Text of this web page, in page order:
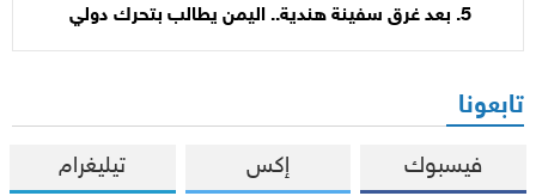
بعد غرق سفينة هندية.. اليمن يطالب بتحرك دولي
تابعونا
فيسبوك إكس تيليغرام